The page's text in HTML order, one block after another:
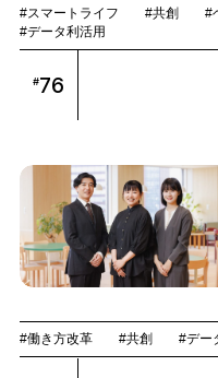
#スマートライフ #共創 #
#データ利活用
#76
#働き方改革 #共創 #デー